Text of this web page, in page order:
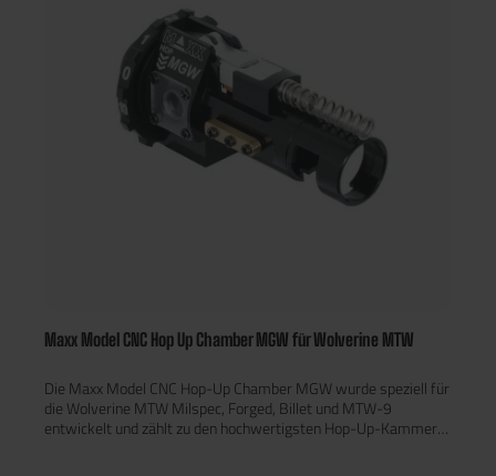
Maxx Model CNC Hop Up Chamber MGW für Wolverine MTW
Die Maxx Model CNC Hop-Up Chamber MGW wurde speziell für
die Wolverine MTW Milspec, Forged, Billet und MTW-9
entwickelt und zählt zu den hochwertigsten Hop-Up-Kammern